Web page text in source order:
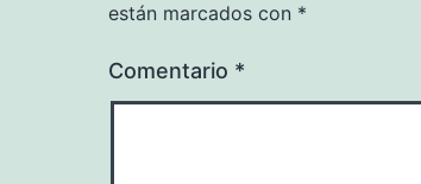
están marcados con *
Comentario *